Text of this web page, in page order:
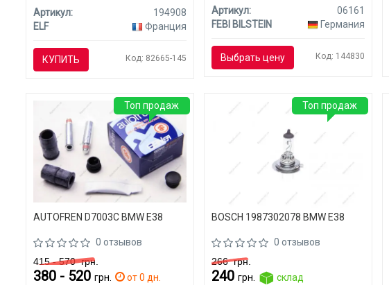
Артикул:
194908
ELF
Франция
КУПИТЬ Код: 82665-145
Артикул:
06161
FEBI BILSTEIN
Германия
Выбрать цену Код: 144830
AUTOFREN D7003C BMW E38
0 отзывов
415 - 570грн.
380 - 520 грн.
от 0 дн.
Топ продаж
BOSCH 1987302078 BMW E38
0 отзывов
266грн.
240 грн.
склад
Топ продаж